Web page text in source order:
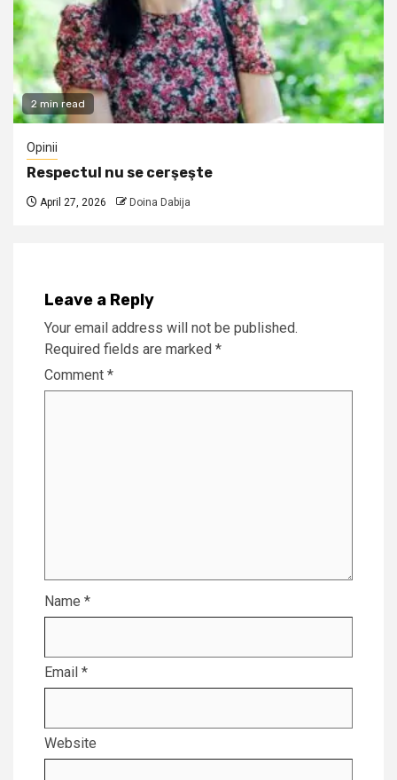
2 min read
Opinii
Respectul nu se cerşeşte
April 27, 2026 Doina Dabija
Leave a Reply
Your email address will not be published.
Required fields are marked *
Comment *
Name *
Email *
Website